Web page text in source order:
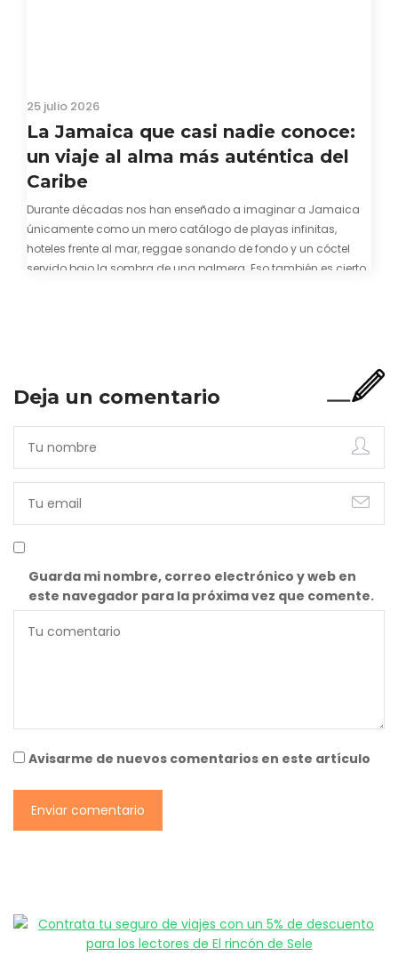
25 julio 2026
La Jamaica que casi nadie conoce:
un viaje al alma más auténtica del
Caribe
Durante décadas nos han enseñado a imaginar a Jamaica
únicamente como un mero catálogo de playas infinitas,
hoteles frente al mar, reggae sonando de fondo y un cóctel
servido bajo la sombra de una palmera. Eso también es cierto.
Deja un comentario
Guarda mi nombre, correo electrónico y web en
este navegador para la próxima vez que comente.
Avisarme de nuevos comentarios en este artículo